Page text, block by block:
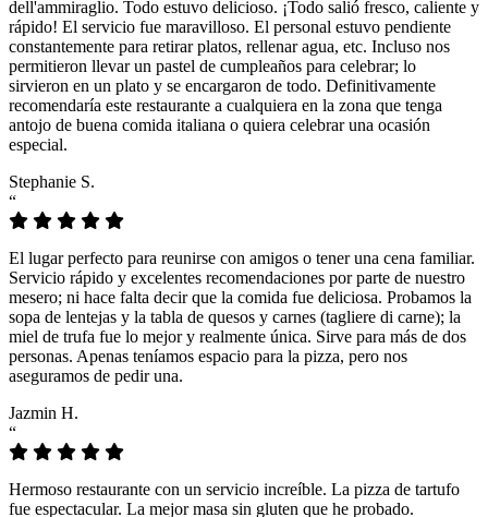
dell'ammiraglio. Todo estuvo delicioso. ¡Todo salió fresco, caliente y
rápido! El servicio fue maravilloso. El personal estuvo pendiente
constantemente para retirar platos, rellenar agua, etc. Incluso nos
permitieron llevar un pastel de cumpleaños para celebrar; lo
sirvieron en un plato y se encargaron de todo. Definitivamente
recomendaría este restaurante a cualquiera en la zona que tenga
antojo de buena comida italiana o quiera celebrar una ocasión
especial.
Stephanie S.
“
El lugar perfecto para reunirse con amigos o tener una cena familiar.
Servicio rápido y excelentes recomendaciones por parte de nuestro
mesero; ni hace falta decir que la comida fue deliciosa. Probamos la
sopa de lentejas y la tabla de quesos y carnes (tagliere di carne); la
miel de trufa fue lo mejor y realmente única. Sirve para más de dos
personas. Apenas teníamos espacio para la pizza, pero nos
aseguramos de pedir una.
Jazmin H.
“
Hermoso restaurante con un servicio increíble. La pizza de tartufo
fue espectacular. La mejor masa sin gluten que he probado.